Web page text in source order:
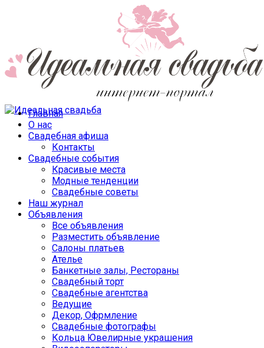
Главная
О нас
Свадебная афиша
Контакты
Свадебные события
Красивые места
Модные тенденции
Свадебные советы
Наш журнал
Объявления
Все объявления
Разместить объявление
Салоны платьев
Ателье
Банкетные залы, Рестораны
Свадебный торт
Свадебные агентства
Ведущие
Декор, Офрмление
Свадебные фотографы
Кольца Ювелирные украшения